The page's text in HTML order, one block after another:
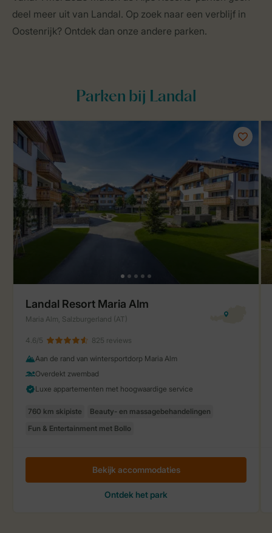
deel meer uit van Landal. Op zoek naar een verblijf in
Oostenrijk? Ontdek dan onze andere parken.